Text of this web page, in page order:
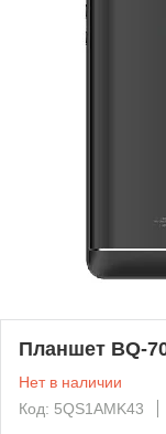
Планшет BQ-
Нет в наличии
Код: 5QS1AMK43